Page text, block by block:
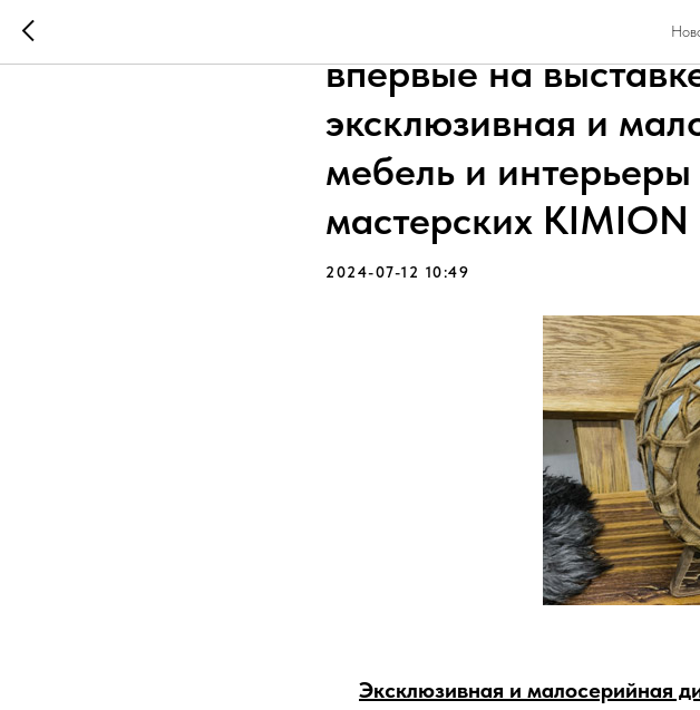
Помимо блеска
впервые на
эксклюзивная и
мебель и
мастерских KIMION
2024-07-12 10:49
Эксклюзивная и малосерийная